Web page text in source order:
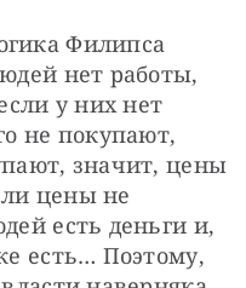
Филипса
нет работы,
у них нет
не покупают,
значит, цены
цены не
есть деньги и,
есть… Поэтому,